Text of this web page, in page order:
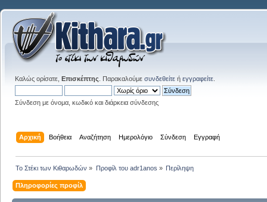
Καλώς ορίσατε, Επισκέπτης . Παρακαλούμε συνδεθείτε ή εγγραφείτε
Σύνδεση με όνομα, κωδικό και διάρκεια σύνδεσης
Αρχική Βοήθεια Αναζήτηση Ημερολόγιο Σύνδεση Εγγραφή
Το Στέκι των Κιθαρωδών » Προφίλ του adr1anos » Περίληψη
Πληροφορίες προφίλ